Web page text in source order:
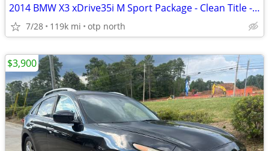
2014 BMW X3 xDrive35i M Sport Package - Clean Title - Excellent Condit
7/28 119k mi otp north
$3,900